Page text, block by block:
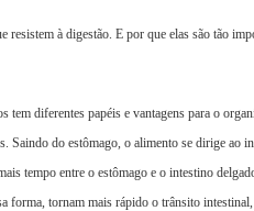
à digestão. E por que elas são tão
tem diferentes papéis e vantagens para o
Saindo do estômago, o alimento se dirige
tempo entre o estômago e o intestino
forma, tornam mais rápido o trânsito